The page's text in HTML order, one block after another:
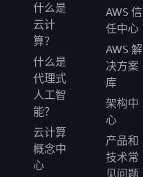
什么是
云计
算？
什么是
代理式
人工智
能？
云计算
概念中
心
AWS 信
任中心
AWS 解
决方案
库
架构中
心
产品和
技术常
见问题